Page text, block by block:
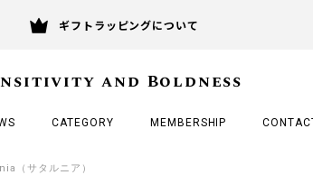
ギフトラッピングについて
and Boldness
CATEGORY MEMBERSHIP
（サタルニア）